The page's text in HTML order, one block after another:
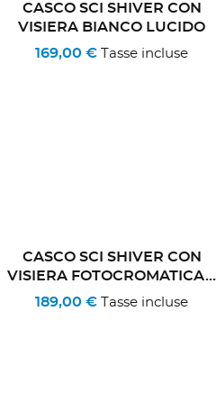
CASCO SCI SHIVER CON
VISIERA BIANCO LUCIDO
169,00 € Tasse incluse
CASCO SCI SHIVER CON
VISIERA FOTOCROMATICA...
189,00 € Tasse incluse